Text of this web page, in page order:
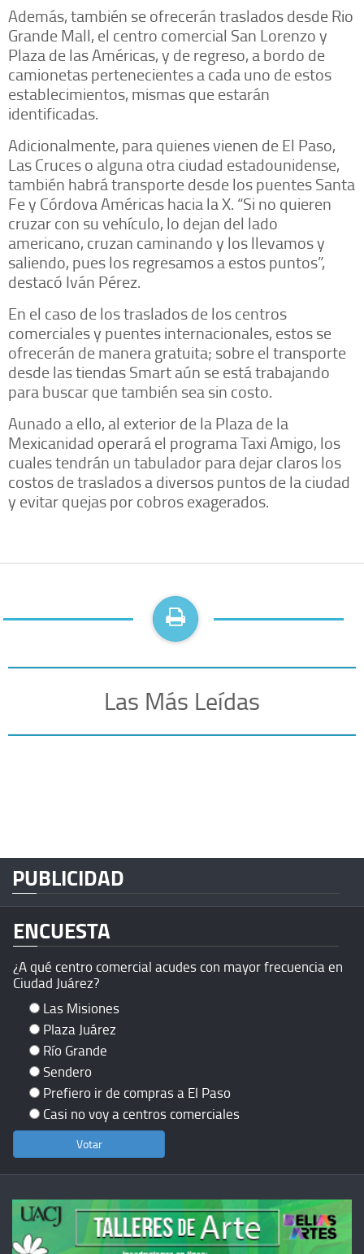
Además, también se ofrecerán traslados desde Rio
Grande Mall, el centro comercial San Lorenzo y
Plaza de las Américas, y de regreso, a bordo de
camionetas pertenecientes a cada uno de estos
establecimientos, mismas que estarán
identificadas.
Adicionalmente, para quienes vienen de El Paso,
Las Cruces o alguna otra ciudad estadounidense,
también habrá transporte desde los puentes Santa
Fe y Córdova Américas hacia la X. “Si no quieren
cruzar con su vehículo, lo dejan del lado
americano, cruzan caminando y los llevamos y
saliendo, pues los regresamos a estos puntos”,
destacó Iván Pérez.
En el caso de los traslados de los centros
comerciales y puentes internacionales, estos se
ofrecerán de manera gratuita; sobre el transporte
desde las tiendas Smart aún se está trabajando
para buscar que también sea sin costo.
Aunado a ello, al exterior de la Plaza de la
Mexicanidad operará el programa Taxi Amigo, los
cuales tendrán un tabulador para dejar claros los
costos de traslados a diversos puntos de la ciudad
y evitar quejas por cobros exagerados.
Las Más Leídas
PUBLICIDAD
ENCUESTA
¿A qué centro comercial acudes con mayor frecuencia en
Ciudad Juárez?
Las Misiones
Plaza Juárez
Río Grande
Sendero
Prefiero ir de compras a El Paso
Casi no voy a centros comerciales